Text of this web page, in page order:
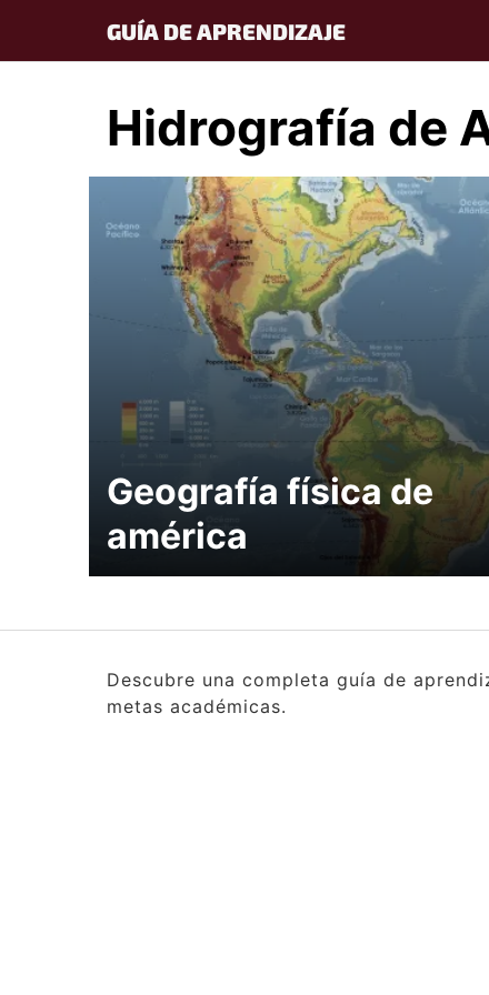
content
GUÍA DE APRENDIZAJE
Hidrografía de
Geografía física de
américa
Descubre una completa guía de
metas académicas.